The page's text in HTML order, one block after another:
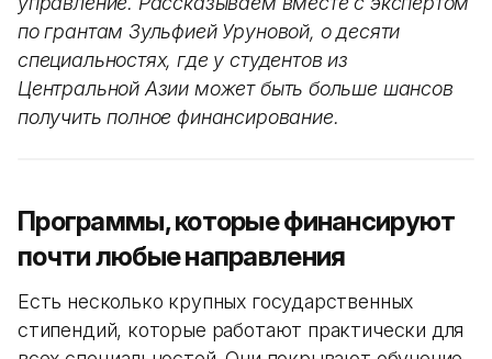
по грантам Зульфией Уруновой, о десяти
специальностях, где у студентов из
Центральной Азии может быть больше шансов
получить полное финансирование.
Программы, которые финансируют
почти любые направления
Есть несколько крупных государственных
стипендий, которые работают практически для